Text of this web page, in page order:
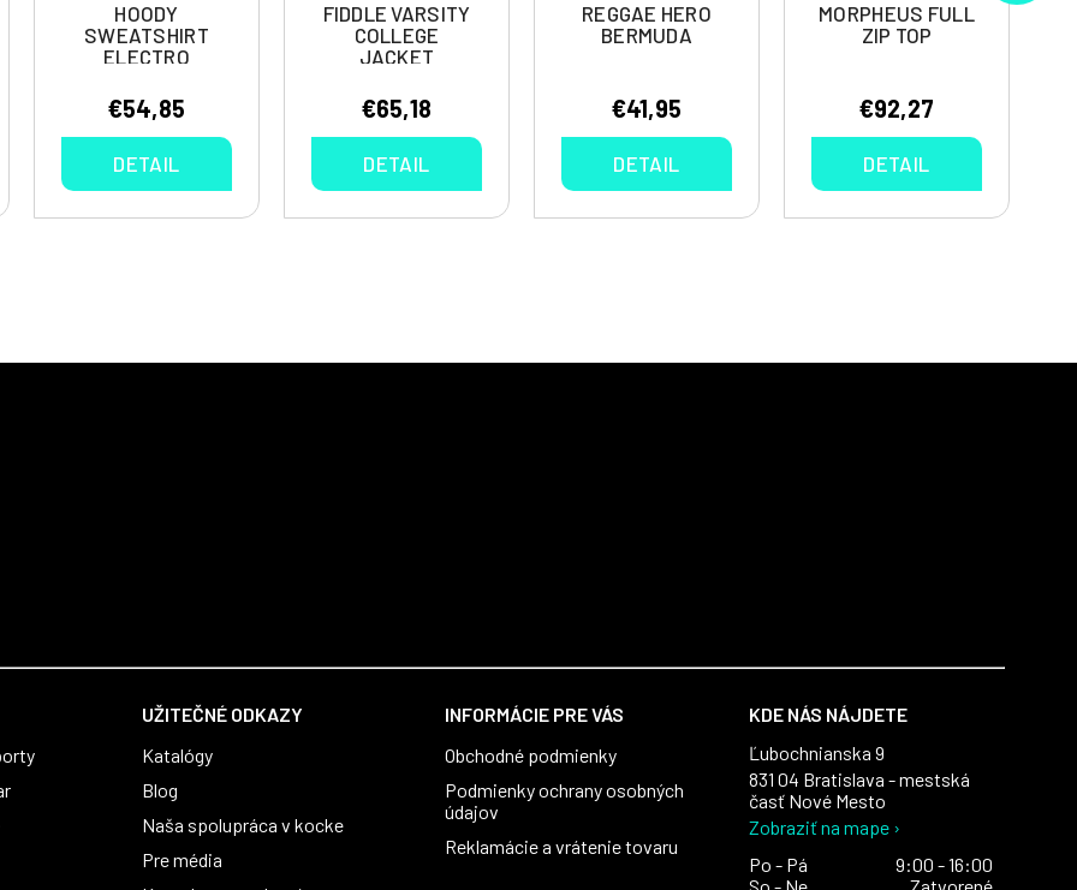
HOODY
SWEATSHIRT
ELECTRO
€54,85
DETAIL
FIDDLE VARSITY
COLLEGE
JACKET
€65,18
DETAIL
REGGAE HERO
BERMUDA
€41,95
DETAIL
MORPHEUS FULL
ZIP TOP
€92,27
DETAIL
UŽITEČNÉ ODKAZY
Katalógy
Blog
Naša spolupráca v kocke
Pre média
INFORMÁCIE PRE VÁS
Obchodné podmienky
Podmienky ochrany osobných
údajov
Reklamácie a vrátenie tovaru
KDE NÁS NÁJDETE
Ľubochnianska 9
831 04 Bratislava - mestská
časť Nové Mesto
Zobraziť na mape ›
Po - Pá
9:00 - 16:00